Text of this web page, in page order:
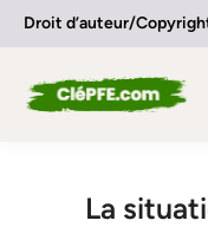
SkipDroit d’auteur/
La